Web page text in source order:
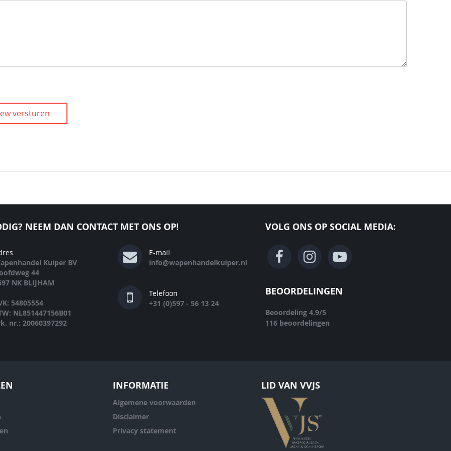
versturen
NEEM DAN CONTACT MET ONS OP!
Kuiper BV
44
NK BLIJHAM
54805554
NL851447156B01
nr.: 20060397292
E-mail
info@wapenhandelkuiper.nl
Telefoon
+31 (0)597 - 56 13 24
VOLG ONS OP SOCIAL MEDIA:
BEOORDELINGEN
Beoordeling 4.9/5
116 beoordelingen
INFORMATIE
Algemene voorwaarden
Disclaimer
Privacy statement
LID VAN VVJS